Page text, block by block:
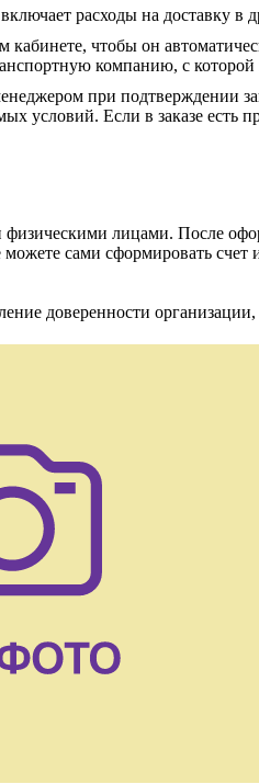
расходы на доставку в
чтобы он
компанию, с которой
при подтверждении
условий. Если в заказе
лицами. После
сами сформировать
доверенности